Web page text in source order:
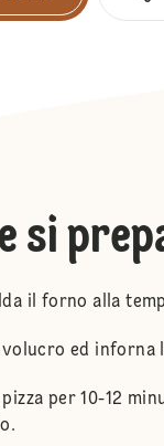
si
il forno alla
ed inforna
pizza per 10-12